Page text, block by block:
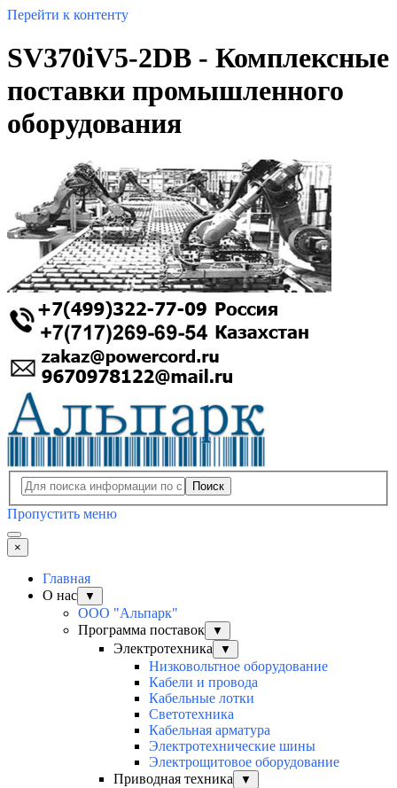
Перейти к контенту
SV370iV5-2DB - Комплексные
поставки промышленного
оборудования
Поиск
Пропустить меню
×
Главная
О нас
▼
ООО "Альпарк"
Программа поставок
▼
Электротехника ▼
Низковольтное оборудование
Кабели и провода
Кабельные лотки
Светотехника
Кабельная арматура
Электротехнические шины
Электрощитовое оборудование
Приводная техника
▼